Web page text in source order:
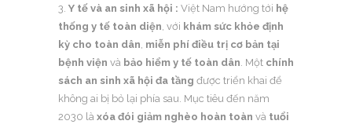
Y tế và an sinh xã hội : Việt Nam hướng tới hệ
thống y tế toàn diện, với khám sức khỏe định
kỳ cho toàn dân, miễn phí điều trị cơ bản tại
bệnh viện và bảo hiểm y tế toàn dân. Một chính
sách an sinh xã hội đa tầng được triển khai để
không ai bị bỏ lại phía sau. Mục tiêu đến năm
2030 là xóa đói giảm nghèo hoàn toàn và tuổi